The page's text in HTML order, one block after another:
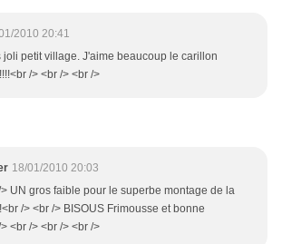
2010 20:41
joli petit village. J'aime beaucoup le carillon
/> <br /> <br />
18/01/2010 20:03
UN gros faible pour le superbe montage de la
/> <br /> BISOUS Frimousse et bonne
<br /> <br /> <br />